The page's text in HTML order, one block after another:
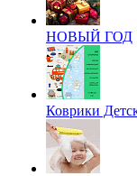
НОВЫЙ ГОД
Коврики